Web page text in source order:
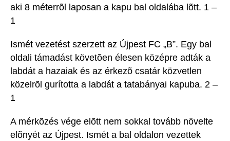
aki 8 méterrõl laposan a kapu bal oldalába lõtt. 1 –
1
Ismét vezetést szerzett az Újpest FC „B”. Egy bal
oldali támadást követõen élesen középre adták a
labdát a hazaiak és az érkezõ csatár közvetlen
közelrõl gurította a labdát a tatabányai kapuba. 2 –
1
A mérkõzés vége elõtt nem sokkal tovább növelte
elõnyét az Újpest. Ismét a bal oldalon vezettek